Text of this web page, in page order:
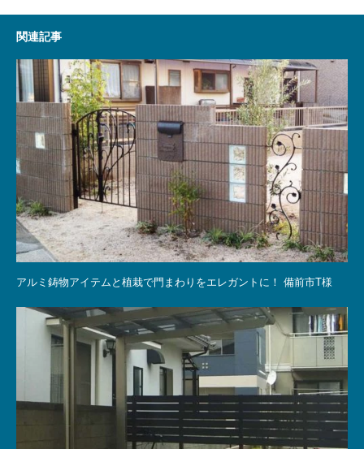
関連記事
アルミ鋳物アイテムと植栽で門まわりをエレガントに！ 備前市T様